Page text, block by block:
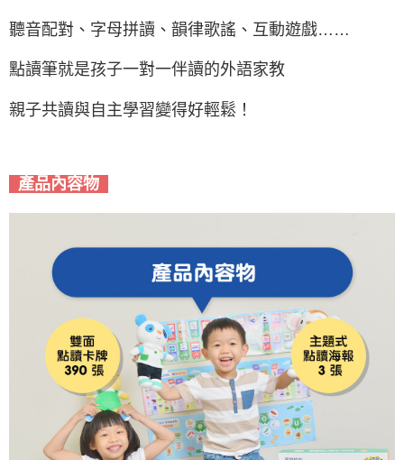
聽音配對、字母拼讀、韻律歌謠、互動遊戲……
點讀筆就是孩子一對一伴讀的外語家教
親子共讀與自主學習變得好輕鬆！
產品內容物